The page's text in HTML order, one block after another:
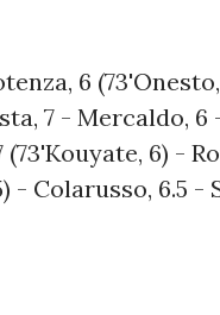
6
7 - Mercaldo, 6
(73'Kouyate, 6) -
- Colarusso, 6.5 -